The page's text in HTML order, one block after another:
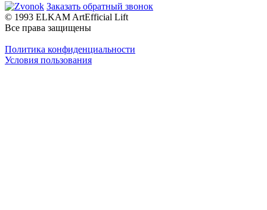
Заказать обратный звонок
© 1993 ELKAM ArtEfficial Lift
Все права защищены
Политика конфиденциальности
Условия пользования